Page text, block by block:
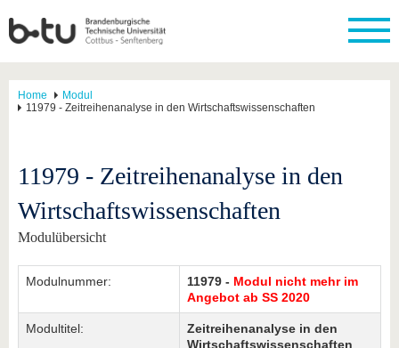
Home
Modul
11979 - Zeitreihenanalyse in den Wirtschaftswissenschaften
11979 - Zeitreihenanalyse in den
Wirtschaftswissenschaften
Modulübersicht
Modulnummer: 11979 - Modul nicht mehr im
Angebot ab SS 2020
Modultitel:
Zeitreihenanalyse in den
Wirtschaftswissenschaften